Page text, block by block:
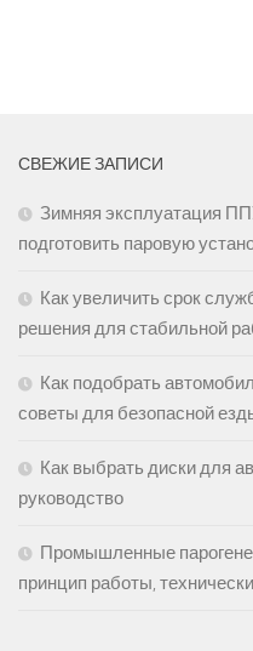
СВЕЖИЕ ЗАПИСИ
Зимняя эксплуатация
подготовить паровую
Как увеличить срок
решения для стабильной
Как подобрать
советы для безопасной
Как выбрать диски для
руководство
Промышленные
принцип работы,